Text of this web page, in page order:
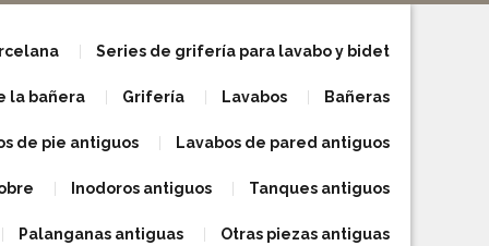
Series de grifería para lavabo y bidet
la bañera Grifería Lavabos Bañeras
de pie antiguos Lavabos de pared antiguos
Inodoros antiguos Tanques antiguos
Palanganas antiguas Otras piezas antiguas